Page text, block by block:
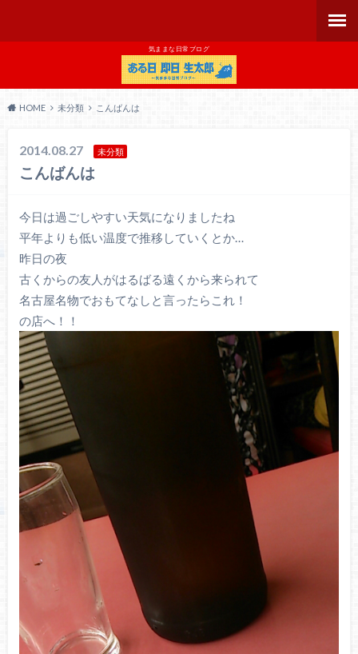
気ままな日常ブログ
HOME 未分類 こんばんは
2014.08.27 未分類
こんばんは
今日は過ごしやすい天気になりましたね
平年よりも低い温度で推移していくとか…
昨日の夜
古くからの友人がはるばる遠くから来られて
名古屋名物でおもてなしと言ったらこれ！
の店へ！！